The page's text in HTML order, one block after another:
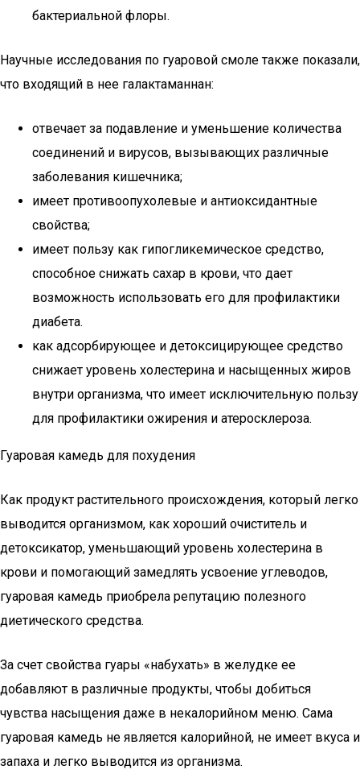
бактериальной флоры.
Научные исследования по гуаровой смоле также показали,
что входящий в нее галактаманнан:
отвечает за подавление и уменьшение количества
соединений и вирусов, вызывающих различные
заболевания кишечника;
имеет противоопухолевые и антиоксидантные
свойства;
имеет пользу как гипогликемическое средство,
способное снижать сахар в крови, что дает
возможность использовать его для профилактики
диабета.
как адсорбирующее и детоксицирующее средство
снижает уровень холестерина и насыщенных жиров
внутри организма, что имеет исключительную пользу
для профилактики ожирения и атеросклероза.
Гуаровая камедь для похудения
Как продукт растительного происхождения, который легко
выводится организмом, как хороший очиститель и
детоксикатор, уменьшающий уровень холестерина в
крови и помогающий замедлять усвоение углеводов,
гуаровая камедь приобрела репутацию полезного
диетического средства.
За счет свойства гуары «набухать» в желудке ее
добавляют в различные продукты, чтобы добиться
чувства насыщения даже в некалорийном меню. Сама
гуаровая камедь не является калорийной, не имеет вкуса и
запаха и легко выводится из организма.